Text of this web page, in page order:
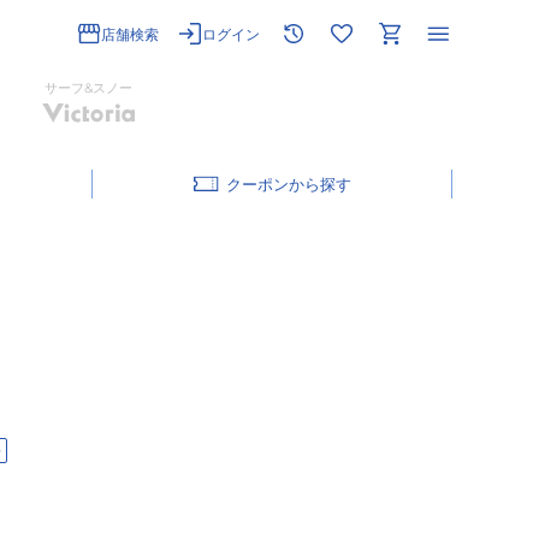
店舗検索 ログイン
サーフ&スノー
クーポン